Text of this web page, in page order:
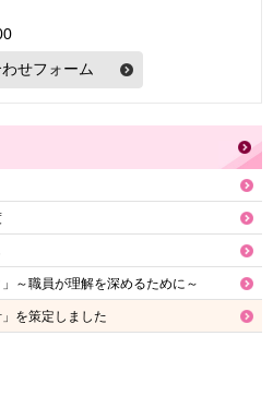
～職員が理解を深めるために～
を策定しました